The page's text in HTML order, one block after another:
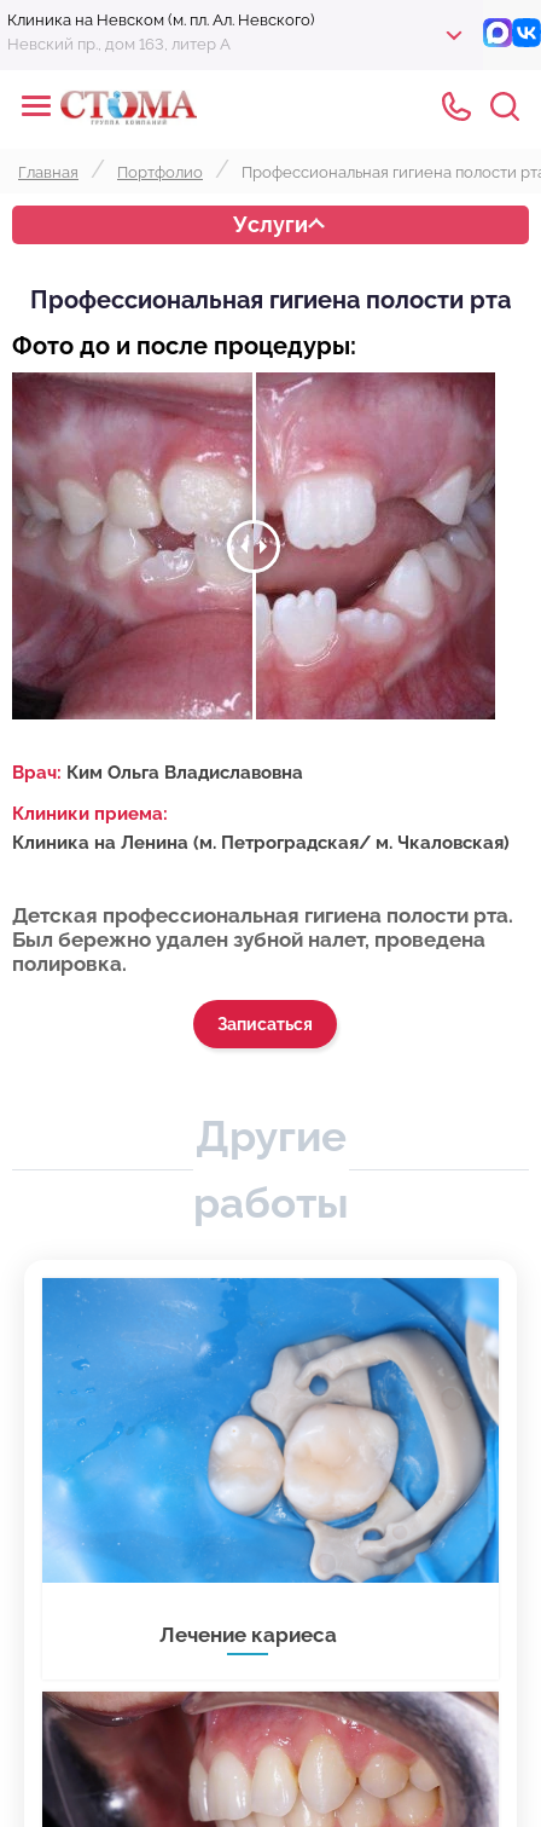
Клиника на Невском (м. пл. Ал. Невского)
Невский пр., дом 163, литер А
Главная Портфолио Профессиональная гигиена полости
Услуги
Профессиональная гигиена полости рта
Фото до и после процедуры:
Врач: Ким Ольга Владиславовна
Клиники приема:
Клиника на Ленина (м. Петроградская/ м. Чкаловская)
Детская профессиональная гигиена полости рта.
Был бережно удален зубной налет, проведена
полировка.
Записаться
Другие
работы
Лечение кариеса